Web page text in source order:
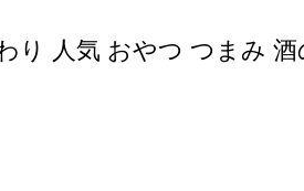
り 人気 おやつ つまみ